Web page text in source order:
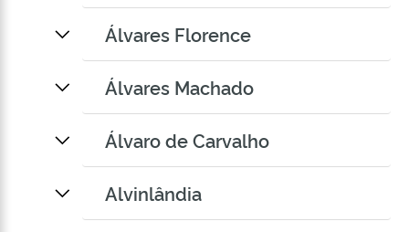
Álvares Florence
Álvares Machado
Álvaro de Carvalho
Alvinlândia